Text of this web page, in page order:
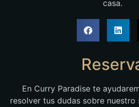
casa.
En Curry Paradise te
resolver tus dudas sobre